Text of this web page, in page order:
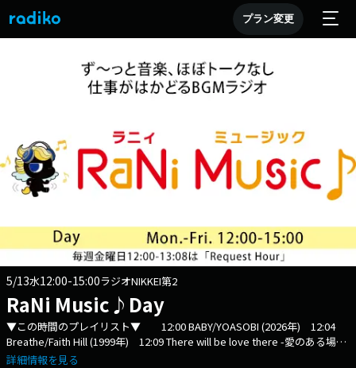
プラン変更
5/13水12:00-15:00ラジオNIKKEI第2
RaNi Music♪Day
▼この時間のプレイリスト▼ 12:00 BABY/YOASOBI (2026年) 12:04
Breathe/Faith Hill (1999年) 12:09 There will be love there -愛のある場
所-/the brilliant green (1998年) 12:13 Faded/Alan Walker (2015年)
詳細情報を見る